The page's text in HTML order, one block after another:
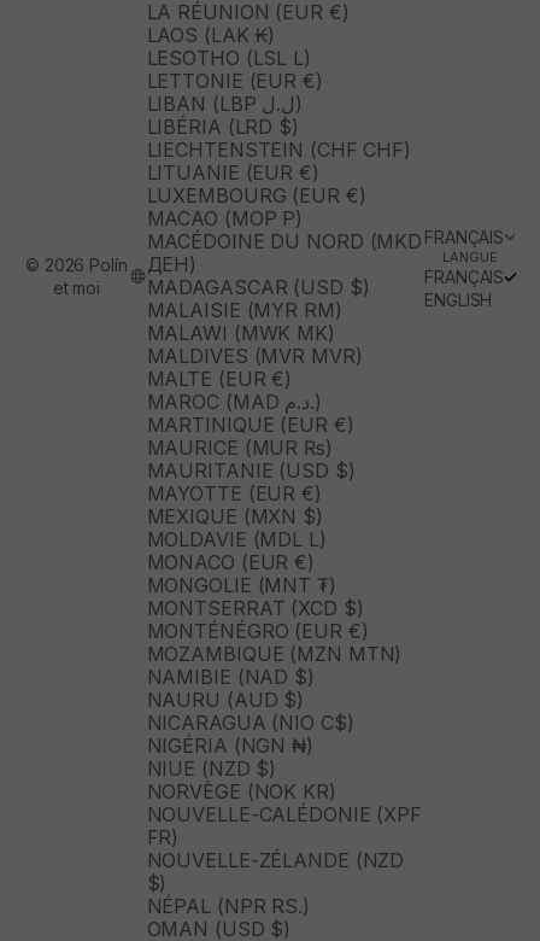
LA RÉUNION (EUR €)
LAOS (LAK ₭)
LESOTHO (LSL L)
LETTONIE (EUR €)
LIBAN (LBP ل.ل)
LIBÉRIA (LRD $)
LIECHTENSTEIN (CHF CHF)
LITUANIE (EUR €)
LUXEMBOURG (EUR €)
MACAO (MOP P)
MACÉDOINE DU NORD (MKD
ДЕН)
MADAGASCAR (USD $)
MALAISIE (MYR RM)
MALAWI (MWK MK)
MALDIVES (MVR MVR)
MALTE (EUR €)
MAROC (MAD د.م.)
MARTINIQUE (EUR €)
MAURICE (MUR ₨)
MAURITANIE (USD $)
MAYOTTE (EUR €)
MEXIQUE (MXN $)
MOLDAVIE (MDL L)
MONACO (EUR €)
MONGOLIE (MNT ₮)
MONTSERRAT (XCD $)
MONTÉNÉGRO (EUR €)
MOZAMBIQUE (MZN MTN)
NAMIBIE (NAD $)
NAURU (AUD $)
NICARAGUA (NIO C$)
NIGÉRIA (NGN ₦)
NIUE (NZD $)
NORVÈGE (NOK KR)
NOUVELLE-CALÉDONIE (XPF
FR)
NOUVELLE-ZÉLANDE (NZD
$)
NÉPAL (NPR RS.)
OMAN (USD $)
FRANÇAIS
LANGUE
FRANÇAIS
ENGLISH
© 2026 Polín
et moi